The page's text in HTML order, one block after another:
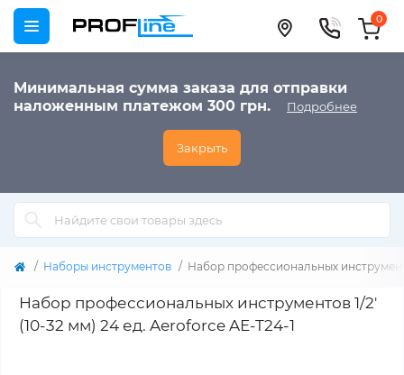
Минимальная сумма заказа для отправки
наложенным платежом 300 грн.
Подробнее
Закрыть
0
Наборы инструментов Набор профессиональных
Набор профессиональных инструментов 1/2'
(10-32 мм) 24 ед. Aeroforce AE-T24-1